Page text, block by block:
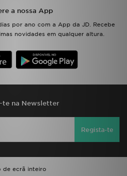
a nossa App
por ano com a App da JD. Recebe
novidades em qualquer altura.
te na Newsletter
Regista-te
de ecrã inteiro